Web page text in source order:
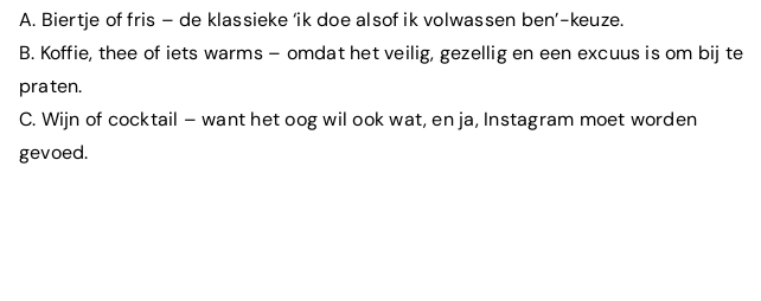
A. Biertje of fris – de klassieke ‘ik doe alsof ik volwassen ben’-keuze.
B. Koffie, thee of iets warms – omdat het veilig, gezellig en een excuus is om bij te
praten.
C. Wijn of cocktail – want het oog wil ook wat, en ja, Instagram moet worden
gevoed.